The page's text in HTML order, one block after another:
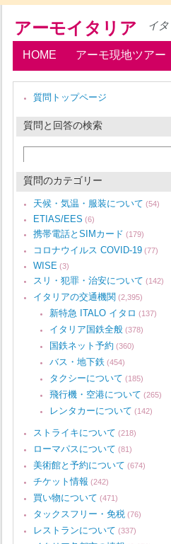
アーモイタリア イ
HOME アーモ現地ツアー
質問トップページ
質問と回答の検索
質問のカテゴリー
天候・気温・服装について (54)
ETIAS/EES (6)
携帯電話とSIMカード (179)
コロナウイルス COVID-19 (77)
WISE (3)
スリ・犯罪・治安について (142)
イタリアの交通機関 (2,395)
新特急 ITALO イタロ (137)
イタリア国鉄全般 (378)
国鉄ネット予約 (360)
バス・地下鉄 (454)
タクシーについて (185)
飛行機・空港について (265)
レンタカーについて (142)
ストライキについて (218)
ローマパスについて (81)
美術館と予約について (674)
チケット情報 (242)
買い物について (471)
タックスフリー・免税 (76)
レストランについて (337)